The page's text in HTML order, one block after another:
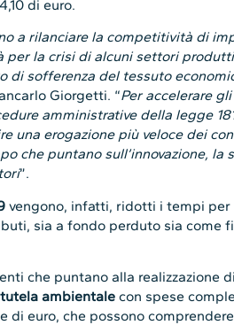
di euro.
a rilanciare la competitività di
la crisi di alcuni settori
di sofferenza del tessuto
Giorgetti. “Per accelerare
amministrative della legge
una erogazione più veloce dei
che puntano sull’innovazione, la
”.
vengono, infatti, ridotti i tempi
sia a fondo perduto sia come
che puntano alla realizzazione
tutela ambientale con spese
di euro, che possono